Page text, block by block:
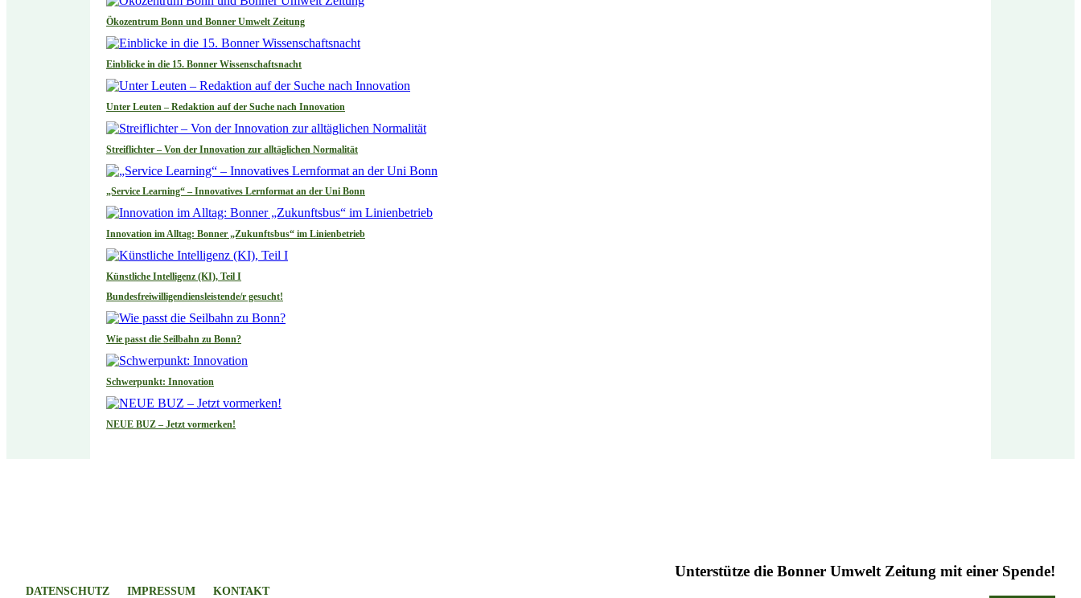
Ökozentrum Bonn und Bonner Umwelt Zeitung
Einblicke in die 15. Bonner Wissenschaftsnacht
Unter Leuten – Redaktion auf der Suche nach Innovation
Streiflichter – Von der Innovation zur alltäglichen Normalität
„Service Learning“ – Innovatives Lernformat an der Uni Bonn
Innovation im Alltag: Bonner „Zukunftsbus“ im Linienbetrieb
Künstliche Intelligenz (KI), Teil I
Bundesfreiwilligendiensleistende/r gesucht!
Wie passt die Seilbahn zu Bonn?
Schwerpunkt: Innovation
NEUE BUZ – Jetzt vormerken!
DATENSCHUTZ IMPRESSUM KONTAKT
Unterstütze die Bonner Umwelt Zeitung mit einer Spende!